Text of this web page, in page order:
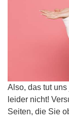
Also, das tut
leider nicht!
Seiten, die Sie